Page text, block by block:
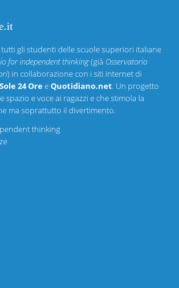
tutti gli studenti delle scuole superiori italiane
for independent thinking(già Osservatorio
) in collaborazione con i siti internet di
24 OreeQuotidiano.net. Un progetto
spazio e voce ai ragazzi e che stimola la
ma soprattutto il divertimento.
thinking